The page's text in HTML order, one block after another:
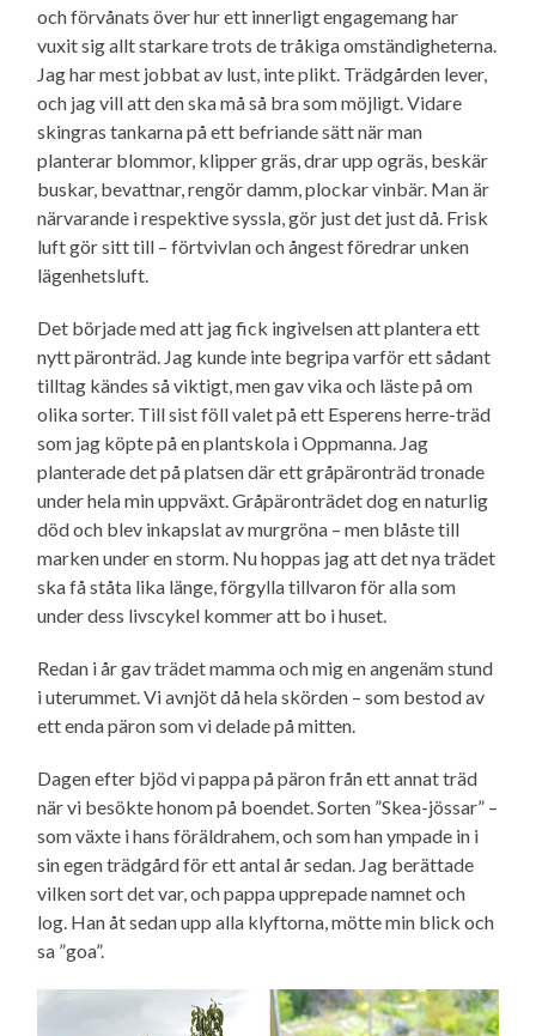
och förvånats över hur ett innerligt engagemang har
vuxit sig allt starkare trots de tråkiga omständig­heterna.
Jag har mest jobbat av lust, inte plikt. Trädgården lever,
och jag vill att den ska må så bra som möjligt. Vidare
skingras tankarna på ett befriande sätt när man
planterar blommor, klipper gräs, drar upp ogräs, beskär
buskar, bevattnar, rengör damm, plockar vinbär. Man är
närvarande i respektive syssla, gör just det just då. Frisk
luft gör sitt till – förtvivlan och ångest föredrar unken
lägenhetsluft.
Det började med att jag fick ingivelsen att plantera ett
nytt päronträd. Jag kunde inte begripa varför ett sådant
tilltag kändes så viktigt, men gav vika och läste på om
olika sorter. Till sist föll valet på ett Esperens herre-träd
som jag köpte på en plantskola i Oppmanna. Jag
planterade det på platsen där ett gråpäronträd tronade
under hela min uppväxt. Gråpäronträdet dog en naturlig
död och blev inkapslat av murgröna – men blåste till
marken under en storm. Nu hoppas jag att det nya trädet
ska få ståta lika länge, förgylla tillvaron för alla som
under dess livscykel kommer att bo i huset.
Redan i år gav trädet mamma och mig en angenäm stund
i uterummet. Vi avnjöt då hela skörden – som bestod av
ett enda päron som vi delade på mitten.
Dagen efter bjöd vi pappa på päron från ett annat träd
när vi besökte honom på boendet. Sorten ”Skea-jössar” –
som växte i hans föräldrahem, och som han ympade in i
sin egen trädgård för ett antal år sedan. Jag berättade
vilken sort det var, och pappa upprepade namnet och
log. Han åt sedan upp alla klyftorna, mötte min blick och
sa ”goa”.